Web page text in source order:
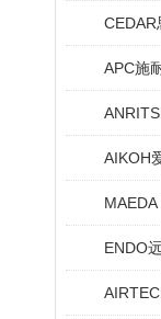
CEDAR
APC施
AIKOH
MAEDA
ENDO